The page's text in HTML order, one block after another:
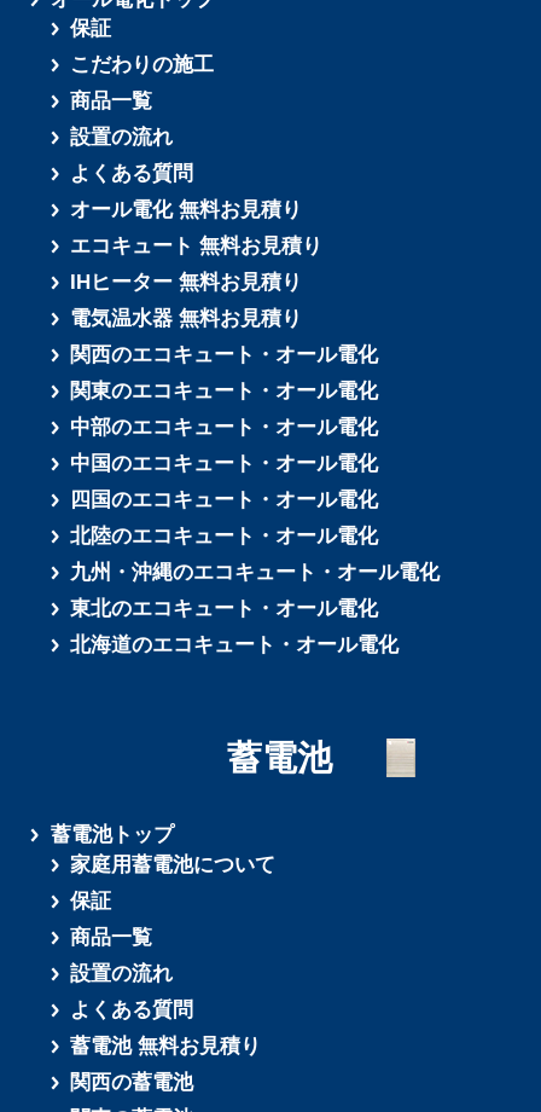
保証
こだわりの施工
商品一覧
設置の流れ
よくある質問
オール電化 無料お見積り
エコキュート 無料お見積り
IHヒーター 無料お見積り
電気温水器 無料お見積り
関西のエコキュート・オール電化
関東のエコキュート・オール電化
中部のエコキュート・オール電化
中国のエコキュート・オール電化
四国のエコキュート・オール電化
北陸のエコキュート・オール電化
九州・沖縄のエコキュート・オール電化
東北のエコキュート・オール電化
北海道のエコキュート・オール電化
蓄電池
蓄電池トップ
家庭用蓄電池について
保証
商品一覧
設置の流れ
よくある質問
蓄電池 無料お見積り
関西の蓄電池